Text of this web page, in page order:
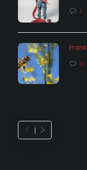
1
0